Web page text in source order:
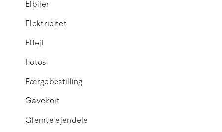
Elbiler
Elektricitet
Elfejl
Fotos
Færgebestilling
Gavekort
Glemte ejendele